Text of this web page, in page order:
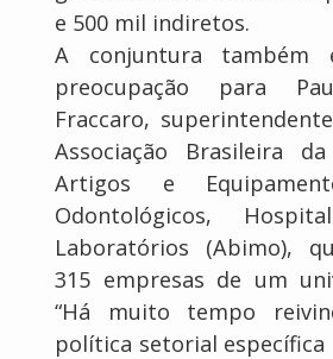
e 500 mil indiretos.
A conjuntura também
preocupação para
Fraccaro,
Associação Brasileira
Artigos e
Odontológicos,
Laboratórios (Abimo),
315 empresas de um
“Há muito tempo
política setorial específica